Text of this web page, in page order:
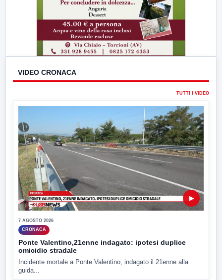
VIDEO CRONACA
TUTTI I VIDEO
▶
7 AGOSTO 2026
CRONACA
Ponte Valentino,21enne indagato: ipotesi duplice
omicidio stradale
Incidente mortale a Ponte Valentino, indagato il 21enne alla
guida...